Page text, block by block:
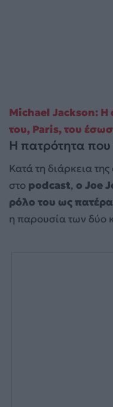
Michael Jackson: Η
του, Paris, του
Η πατρότητα
Κατά τη διάρκεια
στο podcast, ο Joe
ρόλο του ως
η παρουσία των δύο